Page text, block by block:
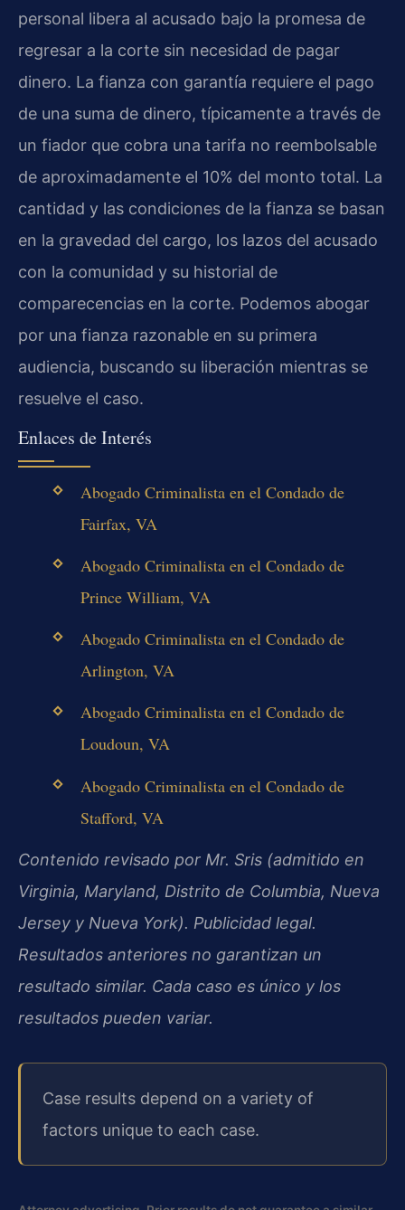
personal libera al acusado bajo la promesa de
regresar a la corte sin necesidad de pagar
dinero. La fianza con garantía requiere el pago
de una suma de dinero, típicamente a través de
un fiador que cobra una tarifa no reembolsable
de aproximadamente el 10% del monto total. La
cantidad y las condiciones de la fianza se basan
en la gravedad del cargo, los lazos del acusado
con la comunidad y su historial de
comparecencias en la corte. Podemos abogar
por una fianza razonable en su primera
audiencia, buscando su liberación mientras se
resuelve el caso.
Enlaces de Interés
Abogado Criminalista en el Condado de
Fairfax, VA
Abogado Criminalista en el Condado de
Prince William, VA
Abogado Criminalista en el Condado de
Arlington, VA
Abogado Criminalista en el Condado de
Loudoun, VA
Abogado Criminalista en el Condado de
Stafford, VA
Contenido revisado por Mr. Sris (admitido en
Virginia, Maryland, Distrito de Columbia, Nueva
Jersey y Nueva York). Publicidad legal.
Resultados anteriores no garantizan un
resultado similar. Cada caso es único y los
resultados pueden variar.
Case results depend on a variety of
factors unique to each case.